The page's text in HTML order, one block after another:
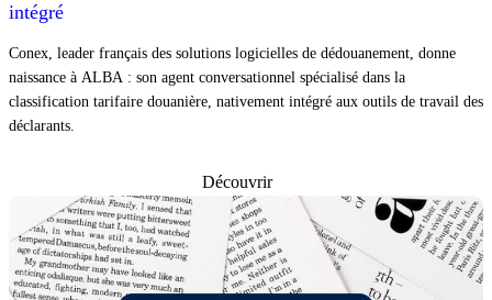
intégré
Conex, leader français des solutions logicielles de dédouanement, donne
naissance à ALBA : son agent conversationnel spécialisé dans la
classification tarifaire douanière, nativement intégré aux outils de travail des
déclarants.
Découvrir